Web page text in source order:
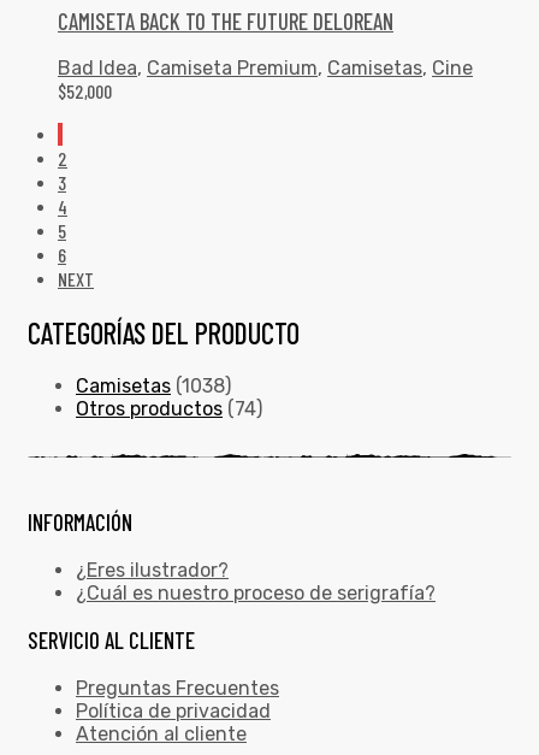
CAMISETA BACK TO THE FUTURE DELOREAN
Bad Idea, Camiseta Premium, Camisetas, Cine
$52,000
2
3
4
5
6
NEXT
CATEGORÍAS DEL PRODUCTO
Camisetas (1038)
Otros productos (74)
INFORMACIÓN
¿Eres ilustrador?
¿Cuál es nuestro proceso de serigrafía?
SERVICIO AL CLIENTE
Preguntas Frecuentes
Política de privacidad
Atención al cliente